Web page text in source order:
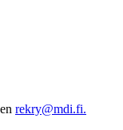
rekry@mdi.fi.